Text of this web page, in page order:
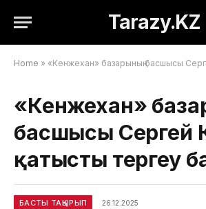
Tarazy.KZ
Home » «Кенжехан» базарының басшысы Сергей Кимге
«Кенжехан»
басшысы Сергей
қатысты тергеу
БАСТЫ ТАҚЫРЫП 26.12.2025